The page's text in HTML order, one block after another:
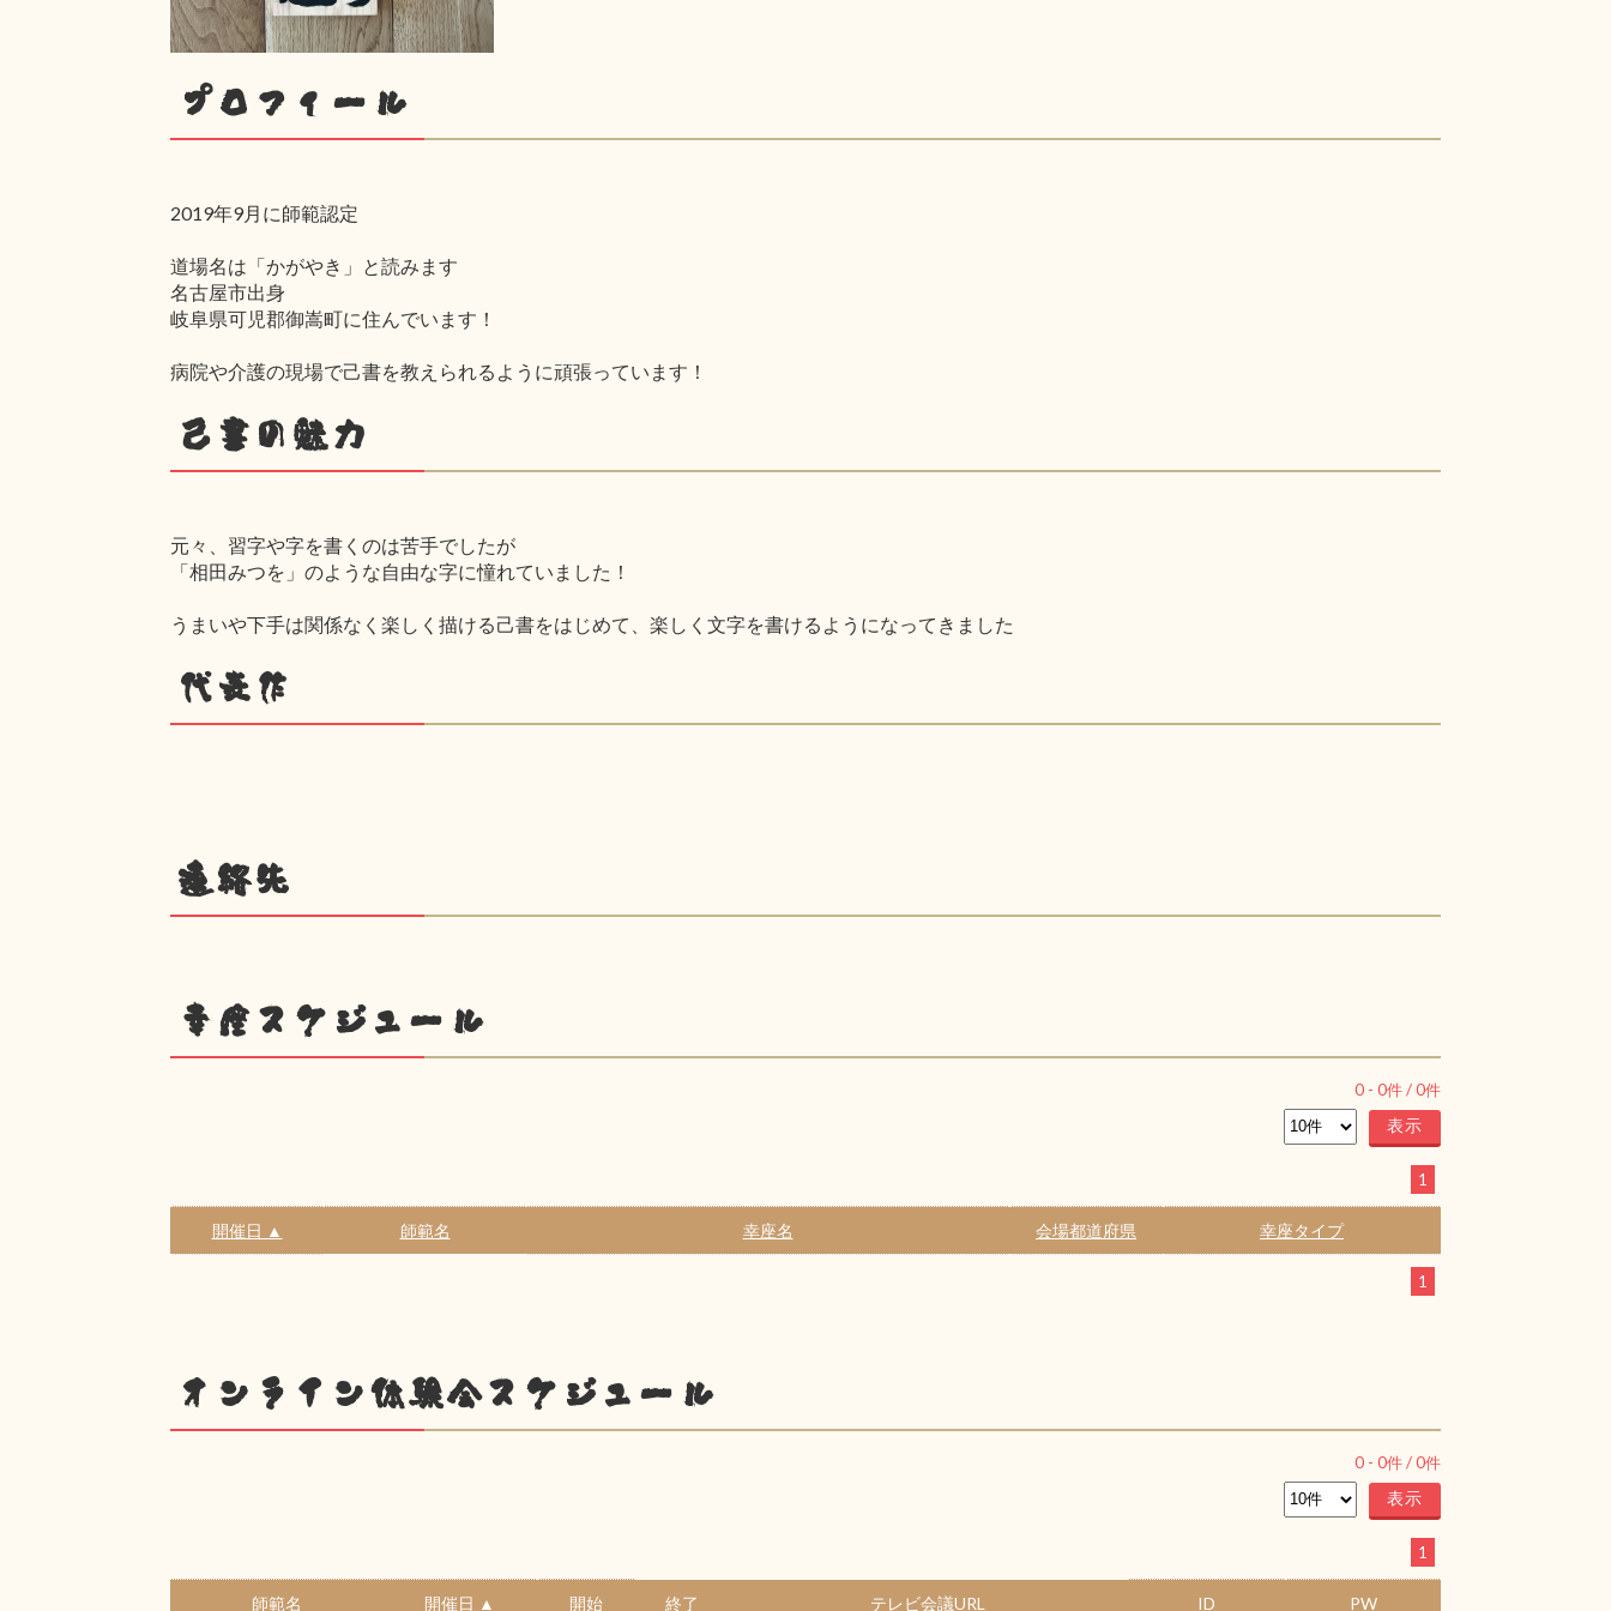
プロフィール
2019年9月に師範認定
道場名は「かがやき」と読みます
名古屋市出身
岐阜県可児郡御嵩町に住んでいます！
病院や介護の現場で己書を教えられるように頑張っています！
己書の魅力
元々、習字や字を書くのは苦手でしたが
「相田みつを」のような自由な字に憧れていました！
うまいや下手は関係なく楽しく描ける己書をはじめて、楽しく文字を書けるようになってきました
代表作
連絡先
幸座スケジュール
0 - 0件 /0件
1
開催日 ▲ 師範名 幸座名 会場都道府県 幸座タイプ
1
オンライン体験会スケジュール
0 - 0件 /0件
1
師範名 開催日 ▲ 開始 終了 テレビ会議URL ID PW